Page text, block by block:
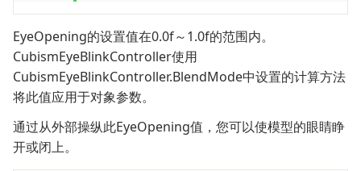
EyeOpening的设置值在0.0f～1.0f的范围内。
CubismEyeBlinkController使用
CubismEyeBlinkController.BlendMode中设置的计算方法
将此值应用于对象参数。
通过从外部操纵此EyeOpening值，您可以使模型的眼睛睁
开或闭上。